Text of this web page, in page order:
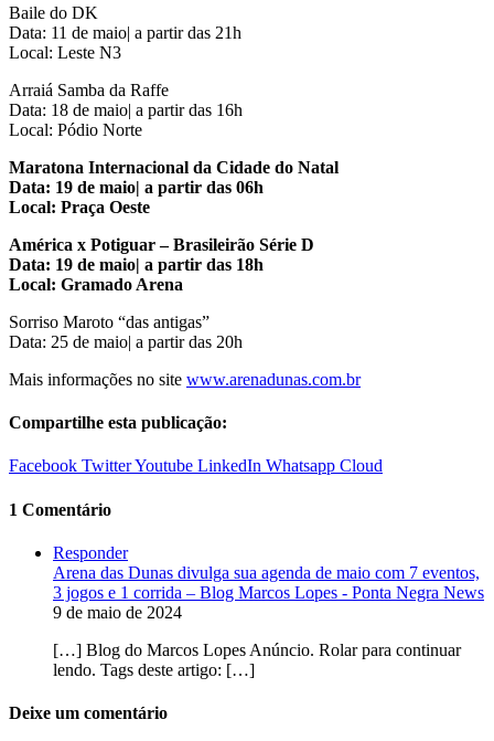
Baile do DK
Data: 11 de maio| a partir das 21h
Local: Leste N3
Arraiá Samba da Raffe
Data: 18 de maio| a partir das 16h
Local: Pódio Norte
Maratona Internacional da Cidade do Natal
Data: 19 de maio| a partir das 06h
Local: Praça Oeste
América x Potiguar – Brasileirão Série D
Data: 19 de maio| a partir das 18h
Local: Gramado Arena
Sorriso Maroto “das antigas”
Data: 25 de maio| a partir das 20h
Mais informações no site www.arenadunas.com.br
Compartilhe esta publicação:
Facebook TwitterYoutube LinkedIn Whatsapp Cloud
1 Comentário
Responder
Arena das Dunas divulga sua agenda de maio com 7 eventos,
3 jogos e 1 corrida – Blog Marcos Lopes - Ponta Negra News
9 de maio de 2024
[…] Blog do Marcos Lopes Anúncio. Rolar para continuar
lendo. Tags deste artigo: […]
Deixe um comentário